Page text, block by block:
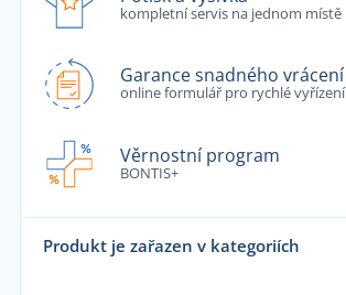
kompletní servis na jednom místě
Garance snadného vrácení
online formulář pro rychlé vyřízení
Věrnostní program
BONTIS+
Produkt je zařazen v kategoriích